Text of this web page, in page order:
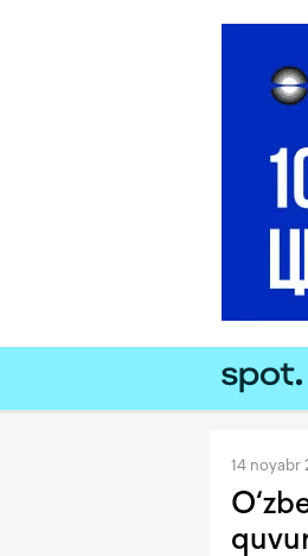
14 noyabr